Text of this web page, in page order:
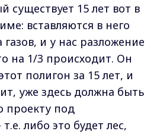
существует 15 лет вот в
вставляются в него
и у нас разложение
на 1/3 происходит. Он
полигон за 15 лет, и
уже здесь должна быть
проекту под
либо это будет лес,